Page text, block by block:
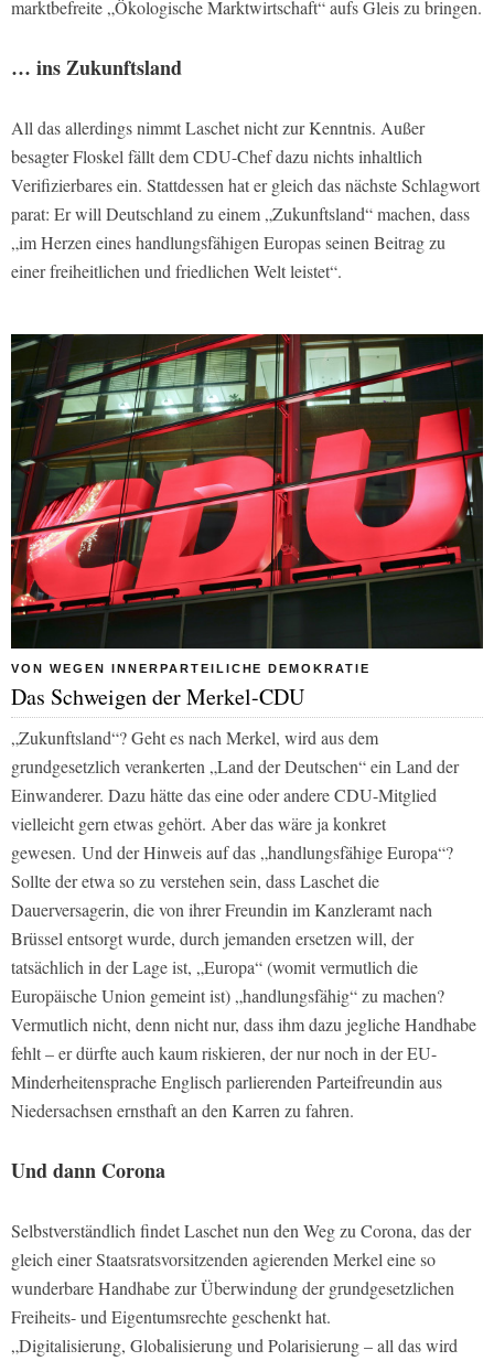
marktbefreite „Ökologische Marktwirtschaft“ aufs Gleis zu bringen.
… ins Zukunftsland
All das allerdings nimmt Laschet nicht zur Kenntnis. Außer
besagter Floskel fällt dem CDU-Chef dazu nichts inhaltlich
Verifizierbares ein. Stattdessen hat er gleich das nächste Schlagwort
parat: Er will Deutschland zu einem „Zukunftsland“ machen, dass
„im Herzen eines handlungsfähigen Europas seinen Beitrag zu
einer freiheitlichen und friedlichen Welt leistet“.
VON WEGEN INNERPARTEILICHE DEMOKRATIE
Das Schweigen der Merkel-CDU
„Zukunftsland“? Geht es nach Merkel, wird aus dem
grundgesetzlich verankerten „Land der Deutschen“ ein Land der
Einwanderer. Dazu hätte das eine oder andere CDU-Mitglied
vielleicht gern etwas gehört. Aber das wäre ja konkret
gewesen. Und der Hinweis auf das „handlungsfähige Europa“?
Sollte der etwa so zu verstehen sein, dass Laschet die
Dauerversagerin, die von ihrer Freundin im Kanzleramt nach
Brüssel entsorgt wurde, durch jemanden ersetzen will, der
tatsächlich in der Lage ist, „Europa“ (womit vermutlich die
Europäische Union gemeint ist) „handlungsfähig“ zu machen?
Vermutlich nicht, denn nicht nur, dass ihm dazu jegliche Handhabe
fehlt – er dürfte auch kaum riskieren, der nur noch in der EU-
Minderheitensprache Englisch parlierenden Parteifreundin aus
Niedersachsen ernsthaft an den Karren zu fahren.
Und dann Corona
Selbstverständlich findet Laschet nun den Weg zu Corona, das der
gleich einer Staatsratsvorsitzenden agierenden Merkel eine so
wunderbare Handhabe zur Überwindung der grundgesetzlichen
Freiheits- und Eigentumsrechte geschenkt hat.
„Digitalisierung, Globalisierung und Polarisierung – all das wird